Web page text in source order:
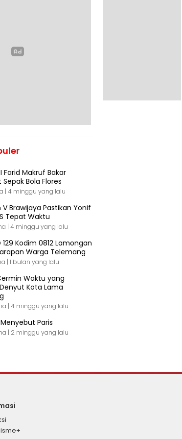
Farid Makruf Bakar
Bola Flores
| 4 minggu yang lalu
Brawijaya Pastikan Yonif
Tepat Waktu
| 4 minggu yang lalu
129 Kodim 0812 Lamongan
Warga Telemang
| 1 bulan yang lalu
Waktu yang
Kota Lama
| 4 minggu yang lalu
Paris
| 2 minggu yang lalu